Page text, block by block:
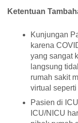
Ketentuan
Kunjungan
karena
yang sangat
langsung
rumah sakit
virtual
Pasien di
ICU/NICU